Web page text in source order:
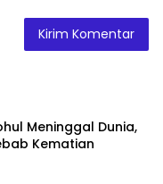
Meninggal Dunia,
Kematian